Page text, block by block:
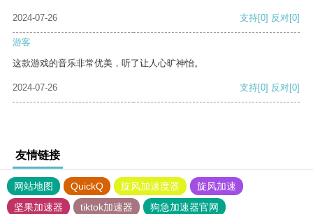
2024-07-26 支持[0] 反对[0]
游客
这款游戏的音乐非常优美，听了让人心旷神怡。
2024-07-26 支持[0] 反对[0]
友情链接
网站地图 QuickQ 旋风加速度器
旋风加速
坚果加速器
tiktok加速器
狗急加速器官网